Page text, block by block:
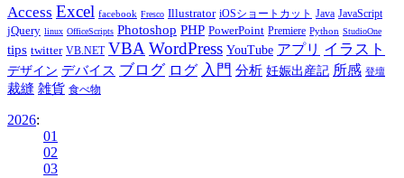
Access Excel facebook Fresco Illustrator iOSショートカット Java JavaScript
jQuery linux OfficeScripts Photoshop PHP PowerPoint Premiere Python StudioOne
tips twitter VB.NET VBA WordPress YouTube アプリ イラスト
デザイン デバイス ブログ ログ 入門 分析 妊娠出産記 所感 登壇
裁縫 雑貨 食べ物
2026:
01
02
03